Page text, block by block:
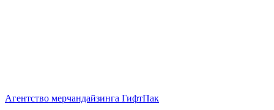
Агентство мерчандайзинга ГифтПак